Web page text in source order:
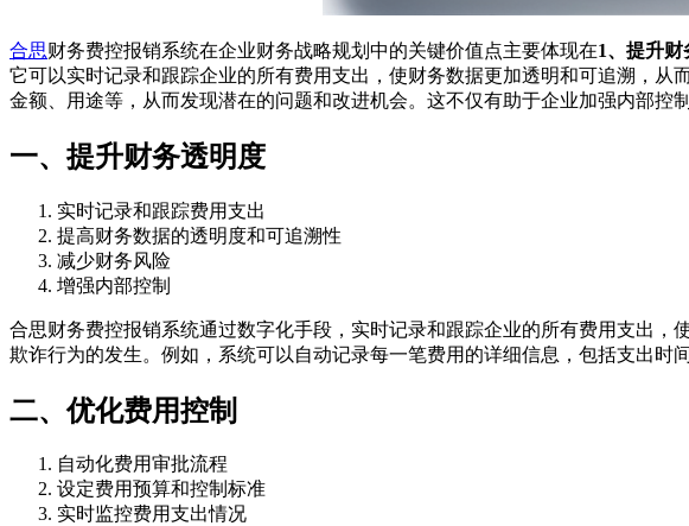
合思财务费控报销系统在企业财务战略规划中的关键价值点主要体现在1、提升
它可以实时记录和跟踪企业的所有费用支出，使财务数据更加透明和可追溯，从
金额、用途等，从而发现潜在的问题和改进机会。这不仅有助于企业加强内部控
一、提升财务透明度
实时记录和跟踪费用支出
提高财务数据的透明度和可追溯性
减少财务风险
增强内部控制
合思财务费控报销系统通过数字化手段，实时记录和跟踪企业的所有费用支出
欺诈行为的发生。例如，系统可以自动记录每一笔费用的详细信息，包括支出时
二、优化费用控制
自动化费用审批流程
设定费用预算和控制标准
实时监控费用支出情况